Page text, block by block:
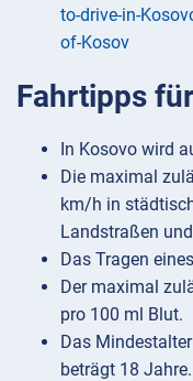
to-drive-in-
of-Kosov
Fahrtipps
In Kosovo wird
Die maximal
km/h in
Landstraßen
Das Tragen
Der maximal
pro 100 ml Blut.
Das
beträgt 18